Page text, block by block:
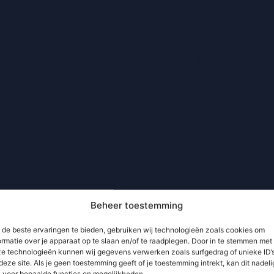
Beheer toestemming
de beste ervaringen te bieden, gebruiken wij technologieën zoals cookies om
over je apparaat op te slaan en/of te raadplegen. Door in te stemmen met
technologieën kunnen wij gegevens verwerken zoals surfgedrag of unieke
site. Als je geen toestemming geeft of je toestemming intrekt, kan dit